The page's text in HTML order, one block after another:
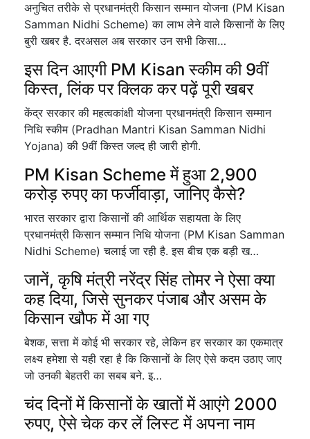
अनुचित तरीके से प्रधानमंत्री किसान सम्मान योजना (PM Kisan
Samman Nidhi Scheme) का लाभ लेने वाले किसानों के लिए
बुरी खबर है. दरअसल अब सरकार उन सभी किसा…
इस दिन आएगी PM Kisan स्कीम की 9वीं
किस्त, लिंक पर क्लिक कर पढ़ें पूरी खबर
केंद्र सरकार की महत्वकांक्षी योजना प्रधानमंत्री किसान सम्मान
निधि स्कीम (Pradhan Mantri Kisan Samman Nidhi
Yojana) की 9वीं किस्त जल्द ही जारी होगी.
PM Kisan Scheme में हुआ 2,900
करोड़ रुपए का फर्जीवाड़ा, जानिए कैसे?
भारत सरकार द्वारा किसानों की आर्थिक सहायता के लिए
प्रधानमंत्री किसान सम्मान निधि योजना (PM Kisan Samman
Nidhi Scheme) चलाई जा रही है. इस बीच एक बड़ी ख…
जानें, कृषि मंत्री नरेंद्र सिंह तोमर ने ऐसा क्या
कह दिया, जिसे सुनकर पंजाब और असम के
किसान खौफ में आ गए
बेशक, सत्ता में कोई भी सरकार रहे, लेकिन हर सरकार का एकमात्र
लक्ष्य हमेशा से यही रहा है कि किसानों के लिए ऐसे कदम उठाए जाए
जो उनकी बेहतरी का सबब बने. इ…
चंद दिनों में किसानों के खातों में आएंगे 2000
रुपए, ऐसे चेक कर लें लिस्ट में अपना नाम